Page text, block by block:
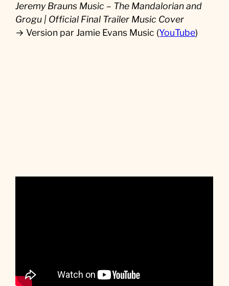
Jeremy Brauns Music – The Mandalorian and
Grogu | Official Final Trailer Music Cover
→ Version par Jamie Evans Music (YouTube)